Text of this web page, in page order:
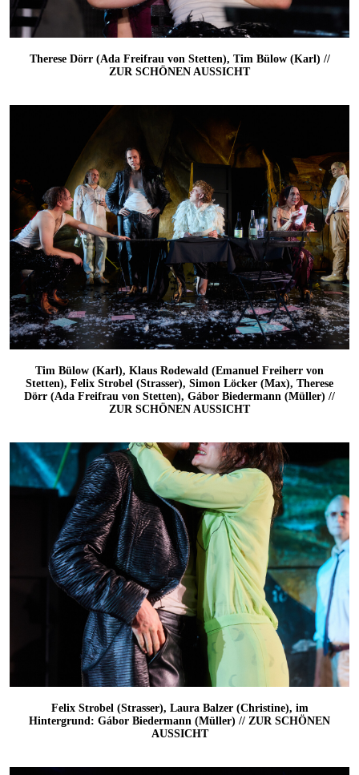
Therese Dörr (Ada Freifrau von Stetten), Tim Bülow (Karl) //
ZUR SCHÖNEN AUSSICHT
Tim Bülow (Karl), Klaus Rodewald (Emanuel Freiherr von
Stetten), Felix Strobel (Strasser), Simon Löcker (Max), Therese
Dörr (Ada Freifrau von Stetten), Gábor Biedermann (Müller) //
ZUR SCHÖNEN AUSSICHT
Felix Strobel (Strasser), Laura Balzer (Christine), im
Hintergrund: Gábor Biedermann (Müller) // ZUR SCHÖNEN
AUSSICHT